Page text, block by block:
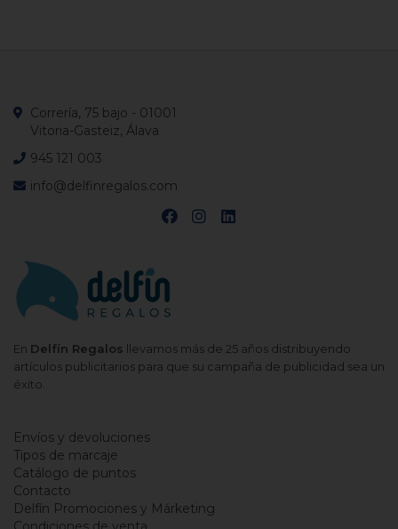
En Delfín Regalos llevamos más de 25 años distribuyendo
artículos publicitarios para que su campaña de publicidad sea un
éxito.
Correría, 75 bajo - 01001
Vitoria-Gasteiz, Álava
945 121 003
info@delfinregalos.com
Envíos y devoluciones
Tipos de marcaje
Catálogo de puntos
Contacto
Delfín Promociones y Márketing